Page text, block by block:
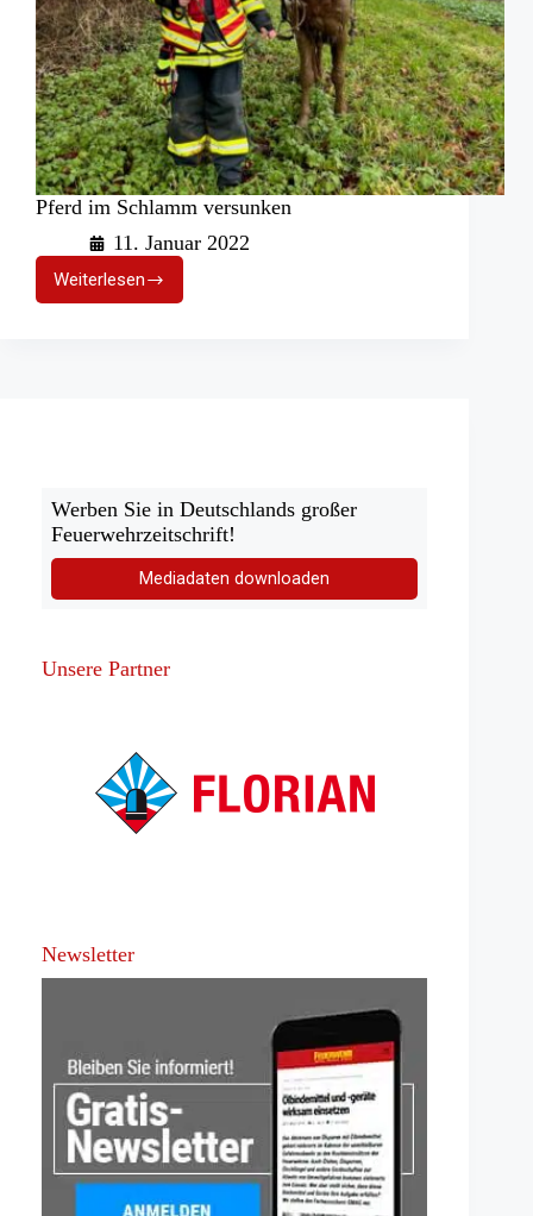
Pferd im Schlamm versunken
11. Januar 2022
Weiterlesen
Pferd
im
Werben Sie in Deutschlands großer
Feuerwehrzeitschrift!
Mediadaten downloaden
Unsere Partner
Newsletter